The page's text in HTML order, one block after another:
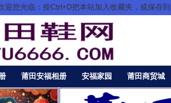
迎您光临：按Ctrl+D把本站加入收藏夹，或保存
莆田安福相册 安福家园 莆田商贸城